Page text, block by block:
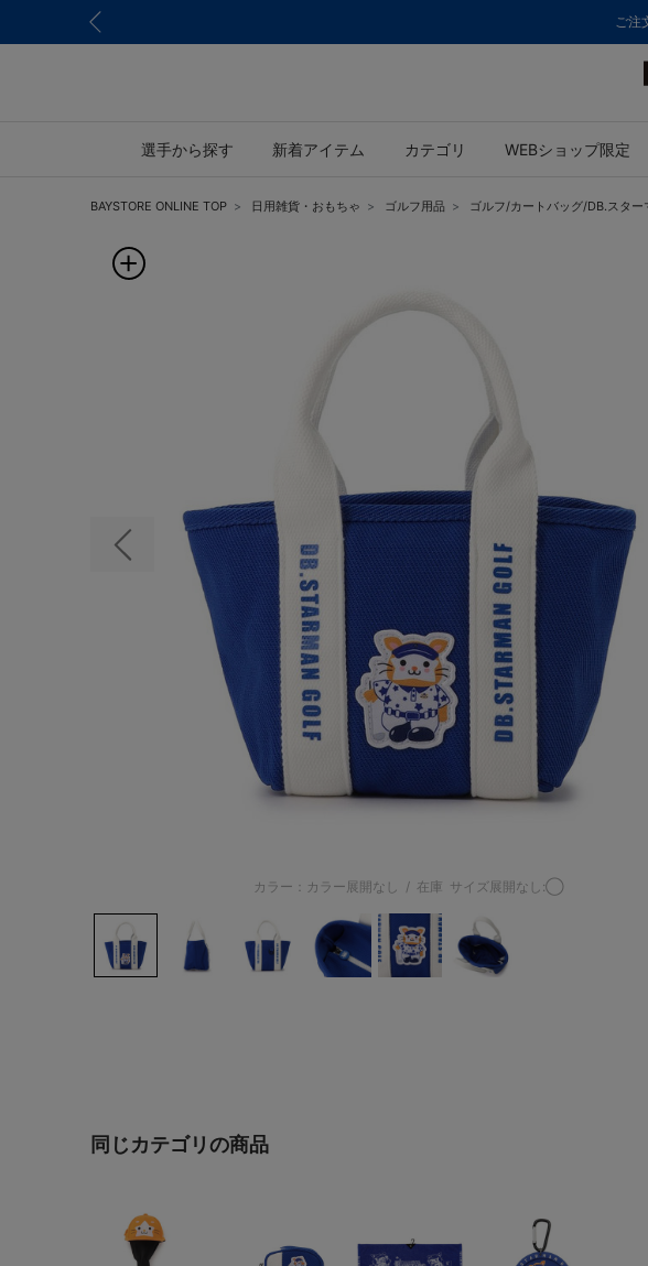
ご注
選手から探す 新着アイテム カテゴリ WEBショップ限定
BAYSTORE ONLINE TOP 日用雑貨・おもちゃ ゴルフ用品 ゴルフ/カートバッグ/DB.スター
前の画像
カラー：カラー展開なし / 在庫 サイズ展開なし:◯
同じカテゴリの商品